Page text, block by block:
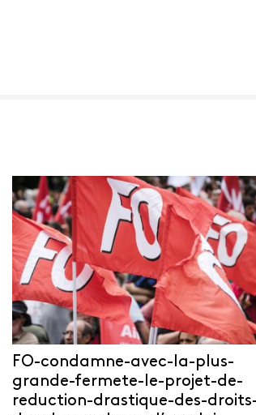
FO-condamne-avec-la-plus-
grande-fermete-le-projet-de-
reduction-drastique-des-